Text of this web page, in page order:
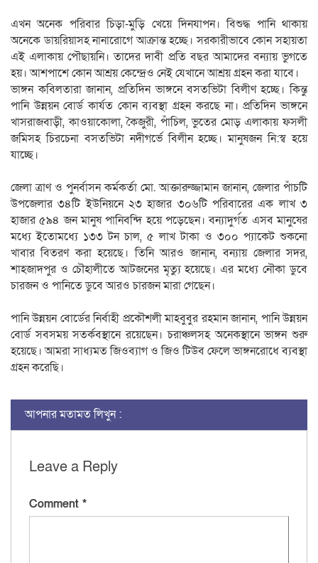
এখন অনেক পরিবার চিড়া-মুড়ি খেয়ে দিনযাপন। বিশুদ্ধ পানি থাকায়
অনেকে ডায়রিয়াসহ নানারোগে আক্রান্ত হচ্ছে। সরকারীভাবে কোন সহায়তা
এই এলাকায় পৌছায়নি। তাদের দাবী প্রতি বছর আমাদের বন্যায় ভুগতে
হয়। আশপাশে কোন আশ্রয় কেন্দ্রেও নেই যেখানে আশ্রয় গ্রহন করা যাবে।
ভাঙ্গন কবিলতারা জানান, প্রতিদিন ভাঙ্গনে বসতভিটা বিলীণ হচ্ছে। কিন্তু
পানি উন্নয়ন বোর্ড কার্যত কোন ব্যবস্থা গ্রহন করছে না। প্রতিদিন ভাঙ্গনে
খাসরাজবাড়ী, কাওয়াকোলা, কৈজুরী, পাঁচিল, ভুতের মোড় এলাকায় ফসলী
জমিসহ চিরচেনা বসতভিটা নদীগর্ভে বিলীন হচ্ছে। মানুষজন নি:স্ব হয়ে
যাচ্ছে।
জেলা ত্রাণ ও পুনর্বাসন কর্মকর্তা মো. আক্তারুজ্জামান জানান, জেলার পাঁচটি
উপজেলার ৩৪টি ইউনিয়নে ২৩ হাজার ৩০৬টি পরিবারের এক লাখ ৩
হাজার ৫৯৪ জন মানুষ পানিবন্দি হয়ে পড়েছেন। বন্যাদুর্গত এসব মানুষের
মধ্যে ইতোমধ্যে ১৩৩ টন চাল, ৫ লাখ টাকা ও ৩০০ প্যাকেট শুকনো
খাবার বিতরণ করা হয়েছে। তিনি আরও জানান, বন্যায় জেলার সদর,
শাহজাদপুর ও চৌহালীতে আটজনের মৃত্যু হয়েছে। এর মধ্যে নৌকা ডুবে
চারজন ও পানিতে ডুবে আরও চারজন মারা গেছেন।
পানি উন্নয়ন বোর্ডের নির্বাহী প্রকৌশলী মাহবুবুর রহমান জানান, পানি উন্নয়ন
বোর্ড সবসময় সতর্কবস্থানে রয়েছেন। চরাঞ্চলসহ অনেকস্থানে ভাঙ্গন শুরু
হয়েছে। আমরা সাধ্যমত জিওব্যাগ ও জিও টিউব ফেলে ভাঙ্গনরোধে ব্যবস্থা
গ্রহন করেছি।
আপনার মতামত লিখুন :
Leave a Reply
Comment *